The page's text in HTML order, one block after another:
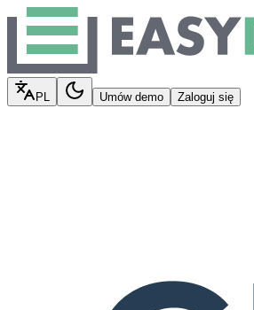
PL Umów demo Zaloguj się